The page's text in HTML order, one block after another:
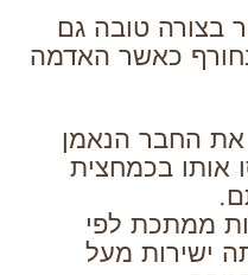
בצורה טובה גם
כאשר האדמה
את החבר הנאמן
אותו בכמחצית
ממתכת לפי
ישירות מעל